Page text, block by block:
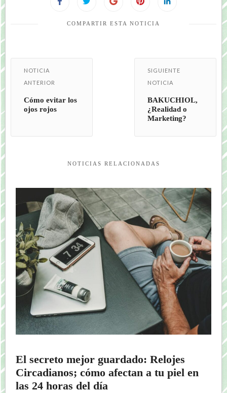
COMPARTIR ESTA NOTICIA
NOTICIA
ANTERIOR
Cómo evitar los
ojos rojos
SIGUIENTE
NOTICIA
BAKUCHIOL,
¿Realidad o
Marketing?
NOTICIAS RELACIONADAS
El secreto mejor guardado: Relojes
Circadianos; cómo afectan a tu piel en
las 24 horas del día